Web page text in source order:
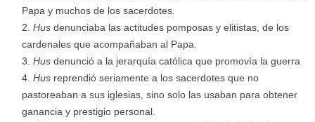
Papa y muchos de los sacerdotes
Hus denunciaba las actitudes pomposas y elitistas, de los
cardenales que acompañaban al Papa.
Hus denunció a la jerarquía católica que promovía la guerra
Hus reprendió seriamente a los sacerdotes que no
pastoreaban a sus iglesias, sino solo las usaban para obtener
ganancia y prestigio personal.